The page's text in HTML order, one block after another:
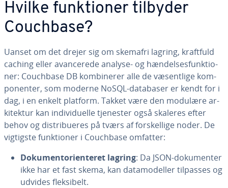
Hvilke funk­tio­ner tilbyder
Couchbase?
Uanset om det drejer sig om skemafri lagring, kraftfuld
caching eller avan­ce­re­de analyse- og hæn­del­ses­funk­tio­
ner: Couchbase DB kom­bi­ne­rer alle de væ­sent­li­ge kom­
po­nen­ter, som moderne NoSQL-databaser er kendt for i
dag, i en enkelt platform. Takket være den modulære ar­
ki­tek­tur kan in­di­vi­du­el­le tjenester også skaleres efter
behov og di­stri­bu­e­res på tværs af for­skel­li­ge noder. De
vigtigste funk­tio­ner i Couchbase omfatter:
Do­ku­men­t­o­ri­en­te­ret lagring: Da JSON-do­ku­men­ter
ikke har et fast skema, kan da­ta­mo­del­ler tilpasses og
udvides flek­si­belt.